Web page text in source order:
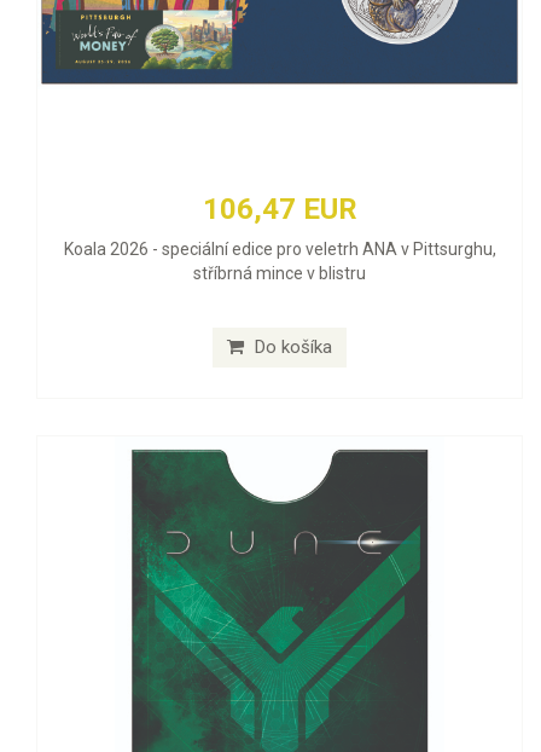
106,47 EUR
Koala 2026 - speciální edice pro veletrh ANA v Pittsurghu,
stříbrná mince v blistru
Do košíka